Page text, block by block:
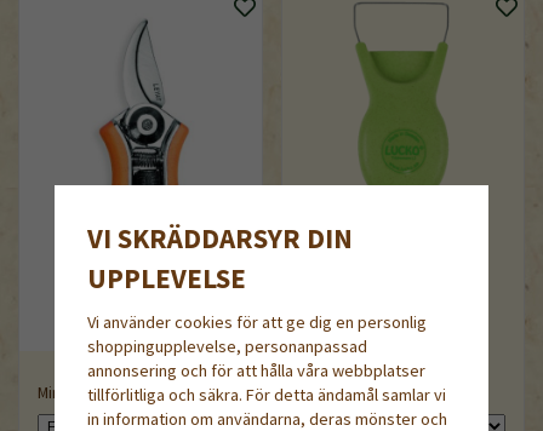
Minisekatör Lucko
VI SKRÄDDARSYR DIN
UPPLEVELSE
Vi använder cookies för att ge dig en personlig
shoppingupplevelse, personanpassad
annonsering och för att hålla våra webbplatser
tillförlitliga och säkra. För detta ändamål samlar vi
in information om användarna, deras mönster och